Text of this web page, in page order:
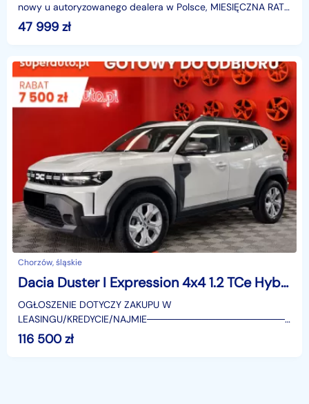
nowy u autoryzowanego dealera w Polsce, MIESIĘCZNA RATA
NA TEN SAMOCHÓD JUŻ OD 286 PLN*Podana w ogłosze
47 999 zł
Chorzów, śląskie
Dacia Duster I Expression 4x4 1.2 TCe Hybrid-G LPG Expression 4x4 1.2 TCe Hybrid-G LPG
OGŁOSZENIE DOTYCZY ZAKUPU W
LEASINGU/KREDYCIE/
SUPERAUTO.PL?✔ Lider ryn
116 500zł